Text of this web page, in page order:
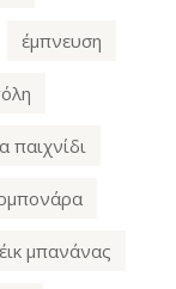
έμπνευση
παιχνίδι
μπανάνας